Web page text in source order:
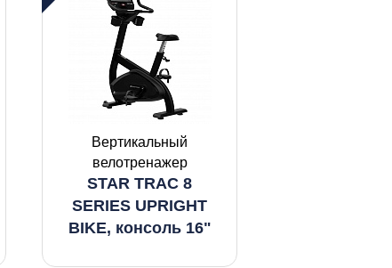
Вертикальный
велотренажер
STAR TRAC 8
SERIES UPRIGHT
BIKE, консоль 16"